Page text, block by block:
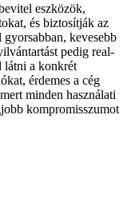
eszközök,
és biztosítják az
kevesebb
pedig real-
látni a konkrét
érdemes a cég
minden használati
kompromisszumot